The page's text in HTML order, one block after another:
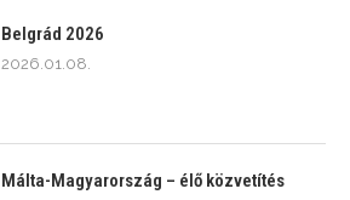
Belgrád 2026
2026.01.08.
Málta-Magyarország – élő közvetítés